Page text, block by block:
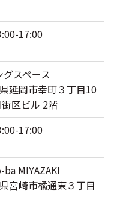
17:00
スペース
延岡市幸町３丁目10
区ビル 2階
17:00
MIYAZAKI
宮崎市橘通東３丁目